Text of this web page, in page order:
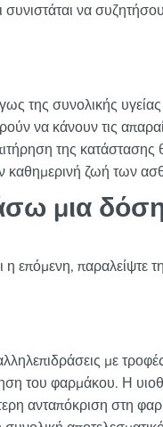
να
της συνολικής
να κάνουν τις
της κατάστασης
καθημερινή ζωή των
μια
επόμενη, παραλείψτε
με
του φαρμάκου. Η
ανταπόκριση στη